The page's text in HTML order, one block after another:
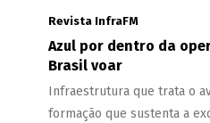
Revista InfraFM
Azul por dentro da
Brasil voar
Infraestrutura que trata o
formação que sustenta a